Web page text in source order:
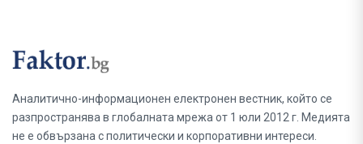
Аналитично-информационен електронен вестник, който се
разпространява в глобалната мрежа от 1 юли 2012 г. Медията
не е обвързана с политически и корпоративни интереси.